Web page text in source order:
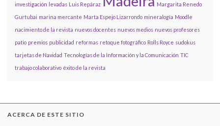
investigación levadas Luis Repáraz
Margarita Renedo
Gurtubai marina mercante Marta Espejo Lizarrondo mineralogía Moodle
nacimiento de la revista nuevos docentes nuevos medios nuevos profesores
patio premios publicidad reformas retoque fotográfico Rolls Royce sudokus
tarjetas de Navidad Tecnologías de la Información y la Comunicación TIC
trabajo colaborativo éxito de la revista
ACERCA DE ESTE SITIO